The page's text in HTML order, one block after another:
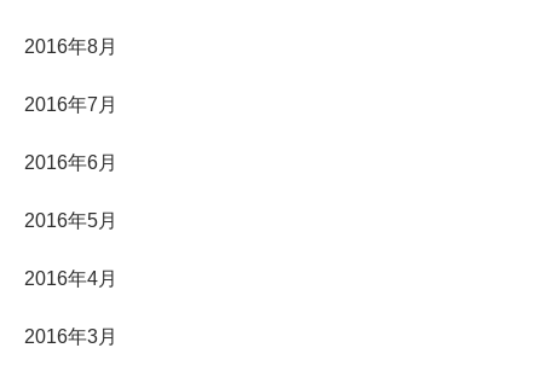
2016年8月
2016年7月
2016年6月
2016年5月
2016年4月
2016年3月